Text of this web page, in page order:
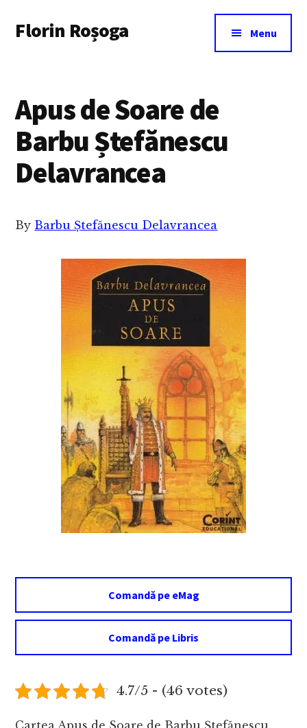
main
menu
Florin Roșoga Menu
Apus de Soare de
Barbu Ștefănescu
Delavrancea
By Barbu Ștefănescu Delavrancea
Comandă pe eMag
Comandă pe Libris
4.7/5 - (46 votes)